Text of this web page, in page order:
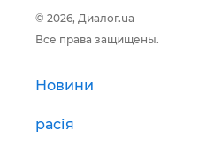
© 2026, Диалог.ua
Все права защищены.
Новини
расія